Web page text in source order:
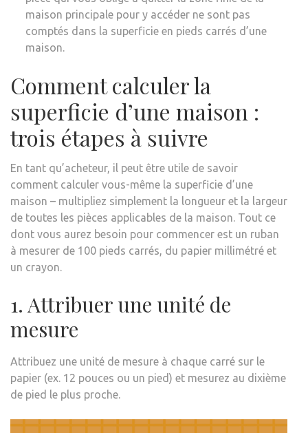
maison principale pour y accéder ne sont pas
comptés dans la superficie en pieds carrés d’une
maison.
Comment calculer la
superficie d’une maison :
trois étapes à suivre
En tant qu’acheteur, il peut être utile de savoir
comment calculer vous-même la superficie d’une
maison – multipliez simplement la longueur et la largeur
de toutes les pièces applicables de la maison. Tout ce
dont vous aurez besoin pour commencer est un ruban
à mesurer de 100 pieds carrés, du papier millimétré et
un crayon.
1. Attribuer une unité de
mesure
Attribuez une unité de mesure à chaque carré sur le
papier (ex. 12 pouces ou un pied) et mesurez au dixième
de pied le plus proche.